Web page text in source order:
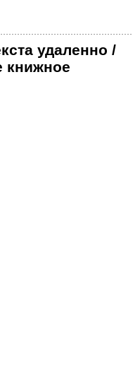
удаленно /
книжное